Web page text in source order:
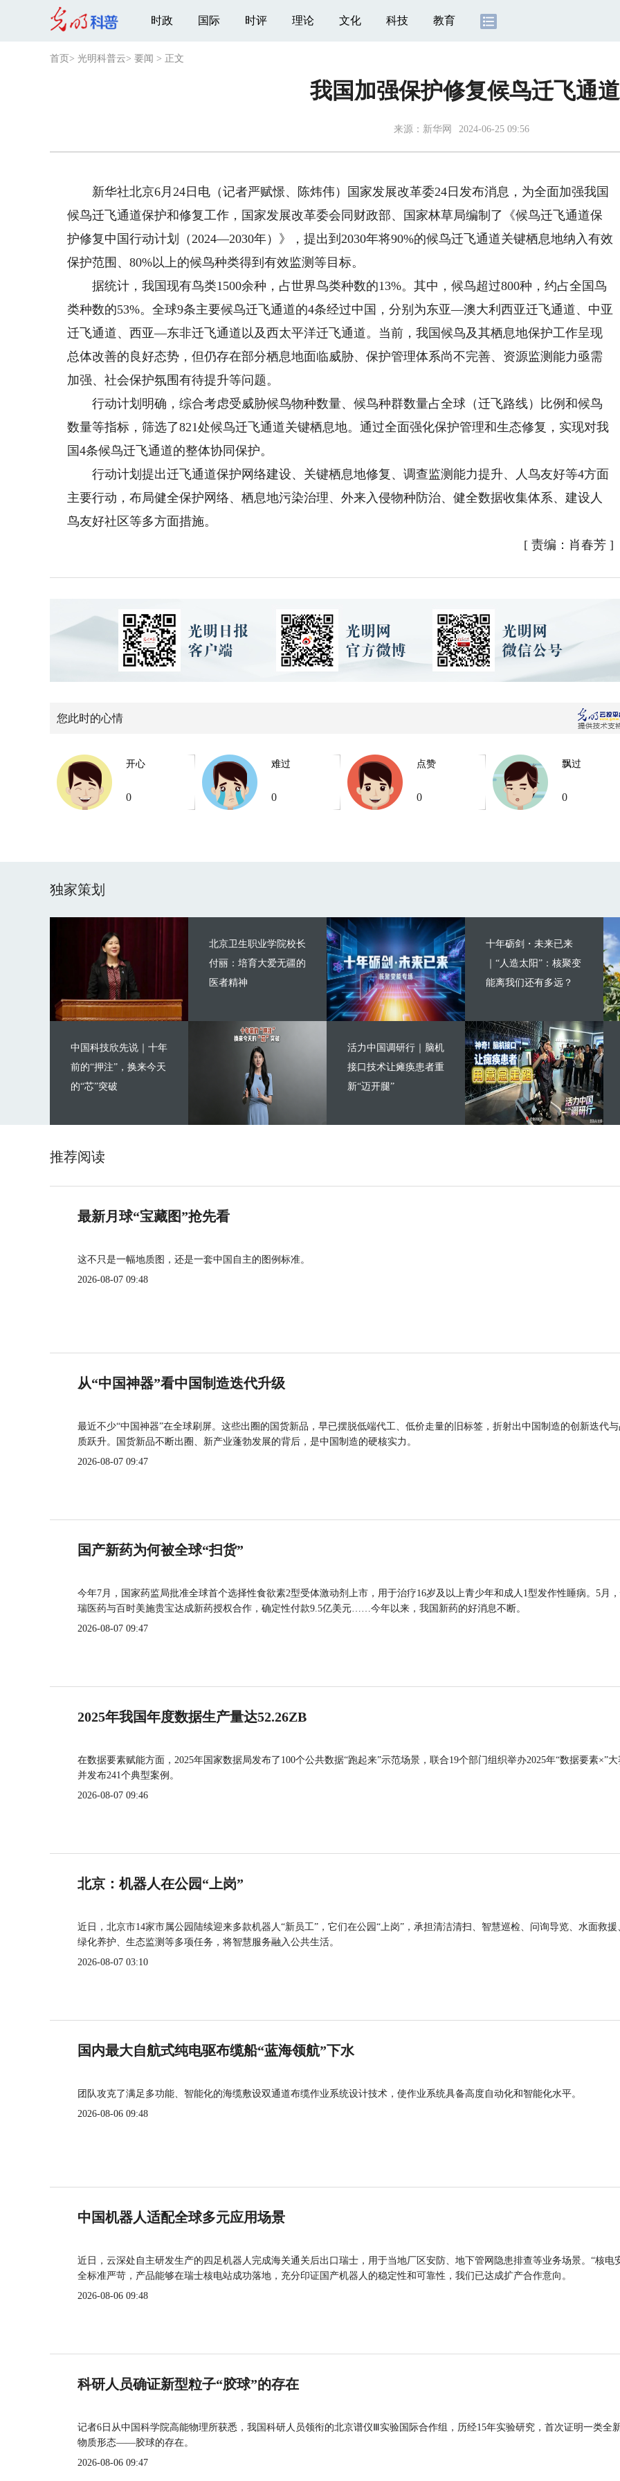
时政 国际 时评 理论 文化 科技 教育
首页 > 光明科普云> 要闻 > 正文
我国加强保护修复候鸟迁飞通道
来源： 新华网 2024-06-25 09:56
新华社北京6月24日电（记者严赋憬、陈炜伟）国家发展改革委24日发布消息，为全面加强我国
候鸟迁飞通道保护和修复工作，国家发展改革委会同财政部、国家林草局编制了《候鸟迁飞通道保
护修复中国行动计划（2024—2030年）》，提出到2030年将90%的候鸟迁飞通道关键栖息地纳入有效
保护范围、80%以上的候鸟种类得到有效监测等目标。
据统计，我国现有鸟类1500余种，占世界鸟类种数的13%。其中，候鸟超过800种，约占全国鸟
类种数的53%。全球9条主要候鸟迁飞通道的4条经过中国，分别为东亚—澳大利西亚迁飞通道、中亚
迁飞通道、西亚—东非迁飞通道以及西太平洋迁飞通道。当前，我国候鸟及其栖息地保护工作呈现
总体改善的良好态势，但仍存在部分栖息地面临威胁、保护管理体系尚不完善、资源监测能力亟需
加强、社会保护氛围有待提升等问题。
行动计划明确，综合考虑受威胁候鸟物种数量、候鸟种群数量占全球（迁飞路线）比例和候鸟
数量等指标，筛选了821处候鸟迁飞通道关键栖息地。通过全面强化保护管理和生态修复，实现对我
国4条候鸟迁飞通道的整体协同保护。
行动计划提出迁飞通道保护网络建设、关键栖息地修复、调查监测能力提升、人鸟友好等4方面
主要行动，布局健全保护网络、栖息地污染治理、外来入侵物种防治、健全数据收集体系、建设人
鸟友好社区等多方面措施。
[ 责编：肖春芳]
您此时的心情
开心
0
难过
0
点赞
0
飘过
0
独家策划
北京卫生职业学院校长
付丽：培育大爱无疆的
医者精神
中国科技欣先说｜十年
前的“押注”，换来今天
的“芯”突破
十年砺剑・未来已来
｜“人造太阳”：核聚变
能离我们还有多远？
活力中国调研行｜脑机
接口技术让瘫痪患者重
新“迈开腿”
推荐阅读
最新月球“宝藏图”抢先看
这不只是一幅地质图，还是一套中国自主的图例标准。
2026-08-07 09:48
从“中国神器”看中国制造迭代升级
最近不少“中国神器”在全球刷屏。这些出圈的国货新品，早已摆脱低端代工、低价走量的旧标签，折射出中国制造的创新迭代
质跃升。国货新品不断出圈、新产业蓬勃发展的背后，是中国制造的硬核实力。
2026-08-07 09:47
国产新药为何被全球“扫货”
今年7月，国家药监局批准全球首个选择性食欲素2型受体激动剂上市，用于治疗16岁及以上青少年和成人1型发作性睡病。5月
瑞医药与百时美施贵宝达成新药授权合作，确定性付款9.5亿美元……今年以来，我国新药的好消息不断。
2026-08-07 09:47
2025年我国年度数据生产量达52.26ZB
在数据要素赋能方面，2025年国家数据局发布了100个公共数据“跑起来”示范场景，联合19个部门组织举办2025年“数据要素×”大
并发布241个典型案例。
2026-08-07 09:46
北京：机器人在公园“上岗”
近日，北京市14家市属公园陆续迎来多款机器人“新员工”，它们在公园“上岗”，承担清洁清扫、智慧巡检、问询导览、水面救援
绿化养护、生态监测等多项任务，将智慧服务融入公共生活。
2026-08-07 03:10
国内最大自航式纯电驱布缆船“蓝海领航”下水
团队攻克了满足多功能、智能化的海缆敷设双通道布缆作业系统设计技术，使作业系统具备高度自动化和智能化水平。
2026-08-06 09:48
中国机器人适配全球多元应用场景
近日，云深处自主研发生产的四足机器人完成海关通关后出口瑞士，用于当地厂区安防、地下管网隐患排查等业务场景。“核电
全标准严苛，产品能够在瑞士核电站成功落地，充分印证国产机器人的稳定性和可靠性，我们已达成扩产合作意向。
2026-08-06 09:48
科研人员确证新型粒子“胶球”的存在
记者6日从中国科学院高能物理所获悉，我国科研人员领衔的北京谱仪Ⅲ实验国际合作组，历经15年实验研究，首次证明一类全
物质形态——胶球的存在。
2026-08-06 09:47